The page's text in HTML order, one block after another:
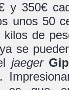
y 350€
unos 50
de
se
jaeger
.